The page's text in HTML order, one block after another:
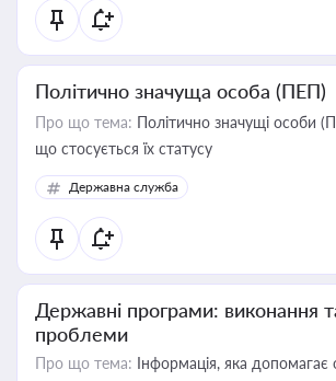
Політично значуща особа (ПЕП)
Про що тема: Політично значущі особи
що стосується їх статусу
Державна служба
Державні програми: виконання
проблеми
Про що тема: Інформація, яка допомагає